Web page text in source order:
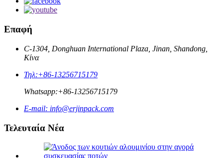
Επαφή
C-1304, Donghuan International Plaza, Jinan, Shandong,
Κίνα
Τηλ:+86-13256715179
Whatsapp:+86-13256715179
E-mail: info@erjinpack.com
Τελευταία Νέα